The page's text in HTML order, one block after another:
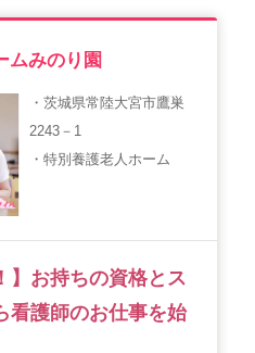
ムみのり園
・茨城県常陸大宮市鷹巣
2243－1
・特別養護老人ホーム
】お持ちの資格とス
看護師のお仕事を始